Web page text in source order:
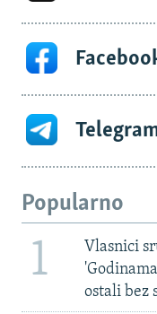
Popularno
1
Vlasnici
ostali bez